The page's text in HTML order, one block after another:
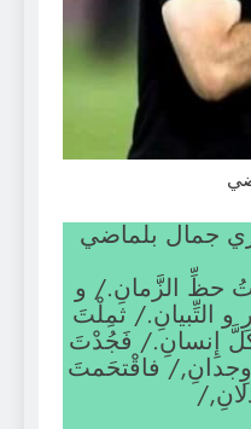
جمال بلماضي
حظِّ الزَّمانِ./ و
التِّبيانِ./ ثمِلْتَ
إِنسانِ./ فَجُدْتَ
فاقْتحَمتَ